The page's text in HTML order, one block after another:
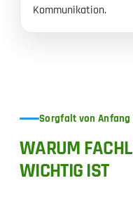
Kommunikation.
Sorgfalt von Anfang
WARUM
WICHTIG IST